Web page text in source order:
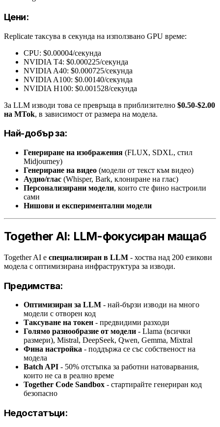
Цени:
Replicate таксува в секунда на използвано GPU време:
CPU: $0.00004/секунда
NVIDIA T4: $0.000225/секунда
NVIDIA A40: $0.000725/секунда
NVIDIA A100: $0.00140/секунда
NVIDIA H100: $0.001528/секунда
За LLM изводи това се превръща в приблизително $0.50-$2.00
на MTok, в зависимост от размера на модела.
Най-добър за:
Генериране на изображения (FLUX, SDXL, стил
Midjourney)
Генериране на видео (модели от текст към видео)
Аудио/глас (Whisper, Bark, клониране на глас)
Персонализирани модели, които сте фино настроили
сами
Нишови и експериментални модели
Together AI: LLM-фокусиран мащаб
Together AI е специализиран в LLM - хоства над 200 езикови
модела с оптимизирана инфраструктура за изводи.
Предимства:
Оптимизиран за LLM - най-бързи изводи на много
модели с отворен код
Таксуване на токен - предвидими разходи
Голямо разнообразие от модели - Llama (всички
размери), Mistral, DeepSeek, Qwen, Gemma, Mixtral
Фина настройка - поддържа се със собственост на
модела
Batch API - 50% отстъпка за работни натоварвания,
които не са в реално време
Together Code Sandbox - стартирайте генериран код
безопасно
Недостатъци: